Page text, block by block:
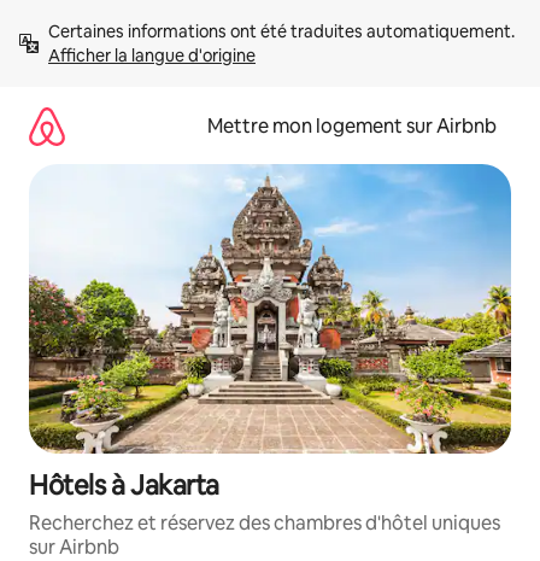
directement
Afficher la langue d'origine
Mettre mon logement sur Airbnb
Hôtels à Jakarta
Recherchez et réservez des chambres d'hôtel uniques
sur Airbnb